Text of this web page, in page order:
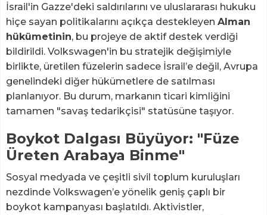
İsrail'in Gazze'deki saldırılarını ve uluslararası hukuku
hiçe sayan politikalarını açıkça destekleyen Alman
hükümetinin, bu projeye de aktif destek verdiği
bildirildi. Volkswagen'in bu stratejik değişimiyle
birlikte, üretilen füzelerin sadece İsrail’e değil, Avrupa
genelindeki diğer hükümetlere de satılması
planlanıyor. Bu durum, markanın ticari kimliğini
tamamen "savaş tedarikçisi" statüsüne taşıyor.
Boykot Dalgası Büyüyor: "Füze
Üreten Arabaya Binme"
Sosyal medyada ve çeşitli sivil toplum kuruluşları
nezdinde Volkswagen’e yönelik geniş çaplı bir
boykot kampanyası başlatıldı. Aktivistler,